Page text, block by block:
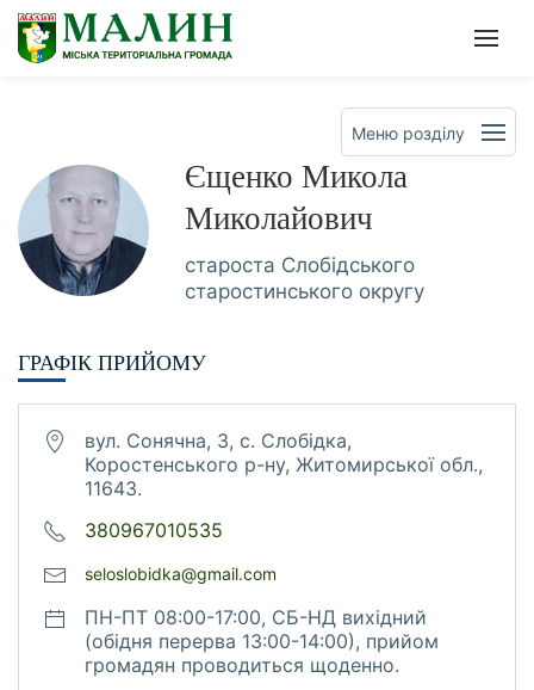
Офіційна сторінка
Меню розділу
Єщенко Микола
Миколайович
староста Слобідського
старостинського округу
ГРАФІК ПРИЙОМУ
вул. Сонячна, 3, с. Слобідка,
Коростенського р-ну, Житомирської обл.,
11643.
380967010535
seloslobidka@gmail.com
ПН-ПТ 08:00-17:00, СБ-НД вихідний
(обідня перерва 13:00-14:00), прийом
громадян проводиться щоденно.